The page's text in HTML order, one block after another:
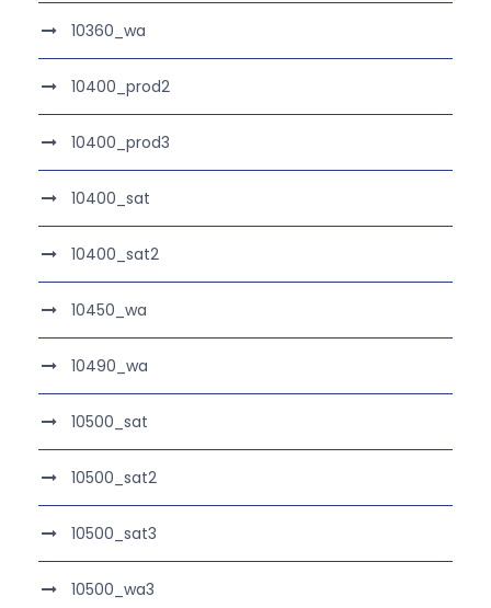
10360_wa
10400_prod2
10400_prod3
10400_sat
10400_sat2
10450_wa
10490_wa
10500_sat
10500_sat2
10500_sat3
10500_wa3